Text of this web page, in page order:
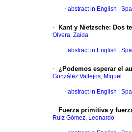
· abstract in English
· Kant y Nietzsche: Dos
Olvera, Zaida
· abstract in English
· ¿Podemos esperar el
González Vallejos, Miguel
· abstract in English
· Fuerza primitiva y
Ruiz Gómez, Leonardo